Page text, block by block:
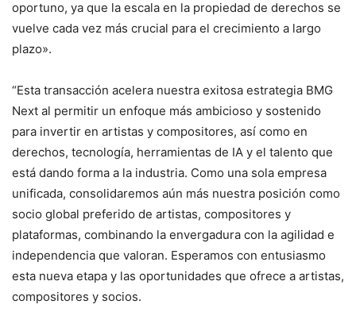
oportuno, ya que la escala en la propiedad de derechos se
vuelve cada vez más crucial para el crecimiento a largo
plazo».
“Esta transacción acelera nuestra exitosa estrategia BMG
Next al permitir un enfoque más ambicioso y sostenido
para invertir en artistas y compositores, así como en
derechos, tecnología, herramientas de IA y el talento que
está dando forma a la industria. Como una sola empresa
unificada, consolidaremos aún más nuestra posición como
socio global preferido de artistas, compositores y
plataformas, combinando la envergadura con la agilidad e
independencia que valoran. Esperamos con entusiasmo
esta nueva etapa y las oportunidades que ofrece a artistas,
compositores y socios.